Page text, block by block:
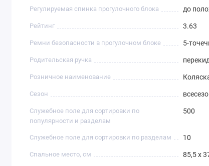
Регулируемая спинка прогулочного блока до
Рейтинг 3.63
Ремни безопасности в прогулочном блоке 5-
Родительская ручка
Розничное наименование
Сезон
Служебное поле для сортировки по
популярности и разделам
500
Служебное поле для сортировки по разделам 10
Спальное место, см 85,5 х